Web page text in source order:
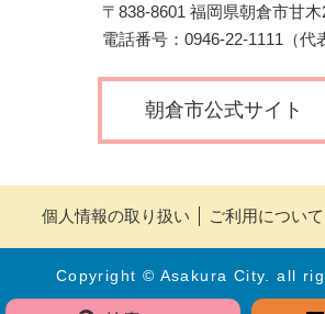
〒838-8601 福岡県朝倉市甘木
電話番号：0946-22-1111（代
朝倉市公式サイト
個人情報の取り扱い ご利用について
Copyright © Asakura City. all